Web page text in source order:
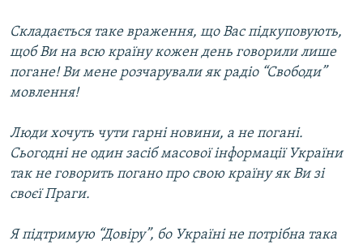
Складається таке враження, що Вас підкуповують,
щоб Ви на всю країну кожен день говорили лише
погане! Ви мене розчарували як радіо “Свободи”
мовлення!
Люди хочуть чути гарні новини, а не погані.
Сьогодні не один засіб масової інформації України
так не говорить погано про свою країну як Ви зі
своєї Праги.
Я підтримую “Довіру”, бо Україні не потрібна така